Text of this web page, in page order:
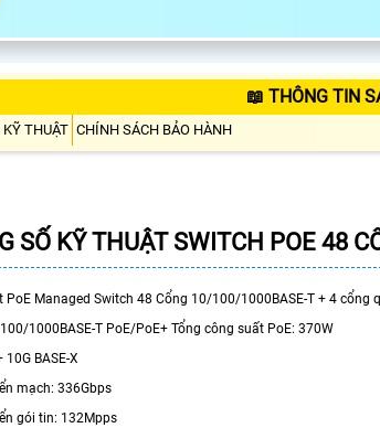
📖 THÔNG TIN
THUẬT CHÍNH SÁCH BẢO HÀNH
SỐ KỸ THUẬTSWITCH POE 48
PoE Managed Switch 48 Cổng 10/100/1000BASE-T + 4 cổng
1000BASE-T PoE/PoE+ Tổng công suất PoE: 370W
10G BASE-X
mạch: 336Gbps
gói tin: 132Mpps